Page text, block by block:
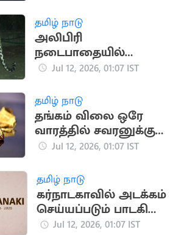
தமிழ் நாடு
அலிபிரி
நடைபாதையில்
சிறுத்தை நடமாட்டம்:
Jul 12, 2026, 01:07 IST
தமிழ் நாடு
தங்கம் விலை ஒரே
வாரத்தில் சவரனுக்கு
ரூ.3,200 குறைந்தது
Jul 12, 2026, 01:07 IST
தமிழ் நாடு
கர்நாடகாவில் அடக்கம்
செய்யப்படும் பாடகி
எஸ்.ஜானகி உடல்
Jul 12, 2026, 01:07 IST